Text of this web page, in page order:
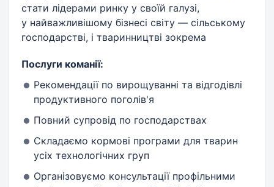
стати лідерами ринку у своїй галузі,
у найважливішому бізнесі світу — сільському
господарстві, і тваринництві зокрема
Послуги команії:
Рекомендації по вирощуванні та відгодівлі
продуктивного поголів'я
Повний супровід по господарствах
Складаємо кормові програми для тварин
усіх технологічних груп
Організовуємо консультації профільними